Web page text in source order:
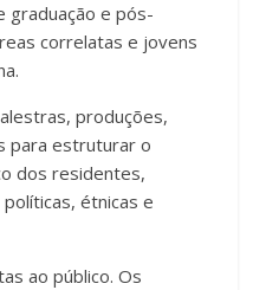
graduação e pós-
correlatas e jovens
produções,
para estruturar o
dos residentes,
étnicas e
ao público. Os